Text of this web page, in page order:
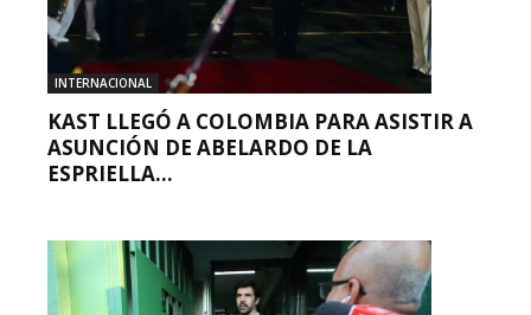
INTERNACIONAL
KAST LLEGÓ A COLOMBIA PARA ASISTIR A
ASUNCIÓN DE ABELARDO DE LA
ESPRIELLA...